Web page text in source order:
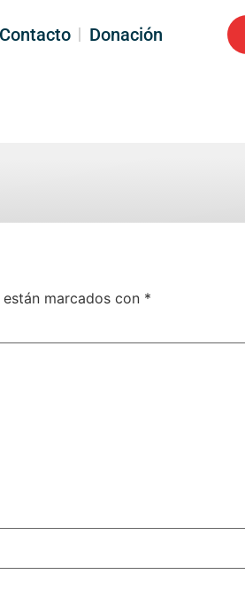
Contacto Donación
marcados con *